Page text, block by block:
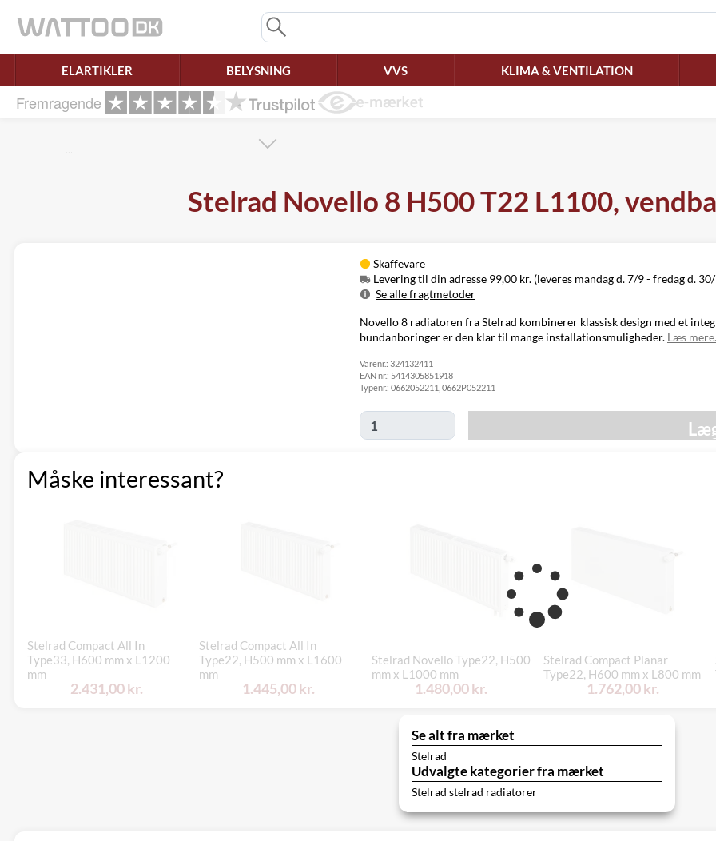
ELARTIKLER BELYSNING VVS KLIMA & VENTILATION
Fremragende
…
Stelrad Novello 8 H500 T22 L1100,
Skaffevare
Levering til din adresse 99,00 kr. (leveres mandag d. 7/9 - fredag d.
Se alle fragtmetoder
Metode
Pris
Leveres
Levering til
Mandag d. 7/9
Click&Collect
i Svenstrup
(9230)
Novello 8 radiatoren fra Stelrad kombinerer klassisk design med et
bundanboringer er den klar til mange installationsmuligheder. Læs
Varenr.: 324132411
EAN nr.: 5414305851918
Typenr.: 0662052211, 0662P052211
Måske interessant?
Stelrad Compact All In
Type33, H600 mm x L1200
mm
2.431,00 kr.
Stelrad Compact All In
Type22, H500 mm x L1600
mm
1.445,00 kr.
Stelrad Novello Type22, H500
mm x L1000 mm
1.480,00 kr.
Stelrad Compact Planar
Type22, H600 mm x L800 mm
1.762,00 kr.
Se alt fra mærket
Stelrad
Udvalgte kategorier fra mærket
Stelrad stelrad radiatorer
Ret samtykke!